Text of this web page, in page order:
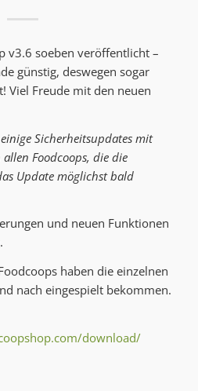
v3.6 soeben veröffentlicht –
günstig, deswegen sogar
Viel Freude mit den neuen
Sicherheitsupdates mit
Foodcoops, die die
Update möglichst bald
und neuen Funktionen
.
haben die einzelnen
nach eingespielt bekommen.
download/